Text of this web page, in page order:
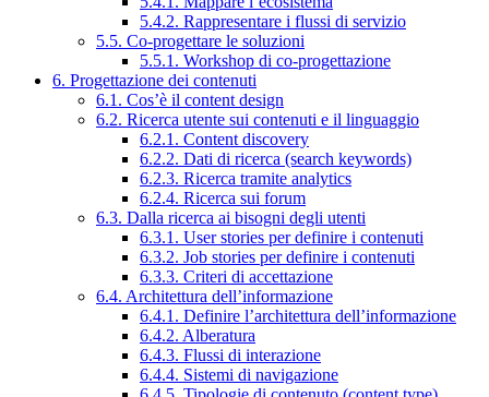
5.4.2. Rappresentare i flussi di servizio
5.5. Co-progettare le soluzioni
5.5.1. Workshop di co-progettazione
6. Progettazione dei contenuti
6.1. Cos’è il content design
6.2. Ricerca utente sui contenuti e il linguaggio
6.2.1. Content discovery
6.2.2. Dati di ricerca (search keywords)
6.2.3. Ricerca tramite analytics
6.2.4. Ricerca sui forum
6.3. Dalla ricerca ai bisogni degli utenti
6.3.1. User stories per definire i contenuti
6.3.2. Job stories per definire i contenuti
6.3.3. Criteri di accettazione
6.4. Architettura dell’informazione
6.4.1. Definire l’architettura dell’informazione
6.4.2. Alberatura
6.4.3. Flussi di interazione
6.4.4. Sistemi di navigazione